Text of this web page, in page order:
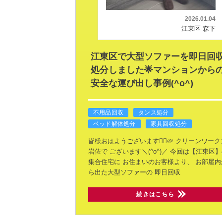
2026.01.04
江東区 森下
江東区で大型ソファーを即日回
処分しました🌟マンションから
安全な運び出し事例(^o^)
不用品回収
タンス処分
ベッド解体処分
家具回収処分
皆様おはようございます🙂‍↕️🌱 クリーンワーク
岩佐で ございます＼(^o^)／ 今回は【江東区
集合住宅に お住まいのお客様より、
お部屋
ら出た大型ソファーの 即日回収
続きはこちら